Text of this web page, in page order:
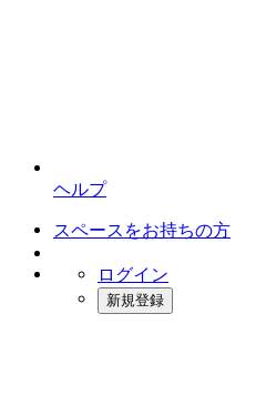
ヘルプ
スペースをお持ちの方
ログイン
新規登録